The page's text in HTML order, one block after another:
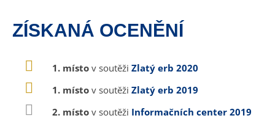
ZÍSKANÁ OCENĚNÍ
1. místo v soutěži Zlatý erb 2020
1. místo v soutěži Zlatý erb 2019
2. místo v soutěži Informačních center 2019